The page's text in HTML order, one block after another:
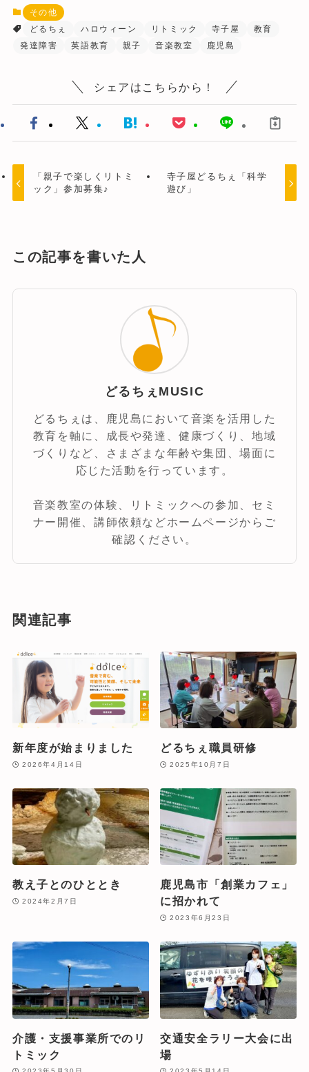
その他
どるちぇ
ハロウィーン リトミック 寺子屋
教育
発達障害
英語教育 親子 音楽教室 鹿児島
シェアはこちらから！
「親子で楽しくリトミ
ック」参加募集♪
寺子屋どるちぇ「科学
遊び」
この記事を書いた人
どるちぇMUSIC
どるちぇは、鹿児島において音楽を活用した
教育を軸に、成長や発達、健康づくり、地域
づくりなど、さまざまな年齢や集団、場面に
応じた活動を行っています。
音楽教室の体験、リトミックへの参加、セミ
ナー開催、講師依頼などホームページからご
確認ください。
関連記事
新年度が始まりました
2026年4月14日
どるちぇ職員研修
2025年10月7日
教え子とのひととき
2024年2月7日
鹿児島市「創業カフェ」
に招かれて
2023年6月23日
介護・支援事業所でのリ
トミック
交通安全ラリー大会に出
場